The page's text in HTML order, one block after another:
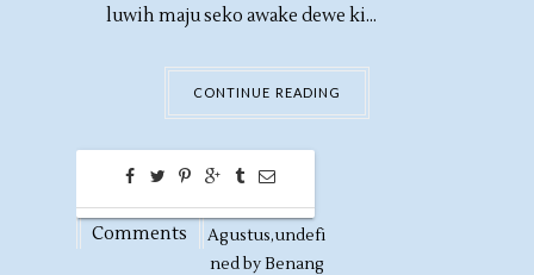
luwih maju seko awake dewe ki...
CONTINUE READING
0
Comments
31
Agustus,undefi
ned byBenang